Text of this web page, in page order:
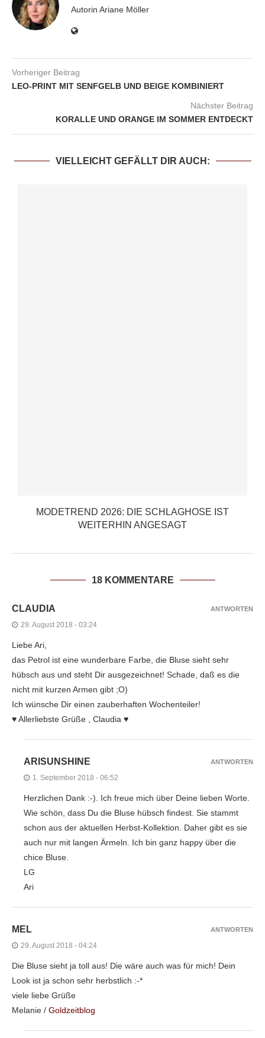
Autorin Ariane Möller
Vorheriger Beitrag
LEO-PRINT MIT SENFGELB UND BEIGE KOMBINIERT
Nächster Beitrag
KORALLE UND ORANGE IM SOMMER ENTDECKT
VIELLEICHT GEFÄLLT DIR AUCH:
MODETREND 2026: DIE SCHLAGHOSE IST
WEITERHIN ANGESAGT
18 KOMMENTARE
CLAUDIA
29. August 2018 - 03:24
Liebe Ari,
das Petrol ist eine wunderbare Farbe, die Bluse sieht sehr
hübsch aus und steht Dir ausgezeichnet! Schade, daß es die
nicht mit kurzen Armen gibt ;O)
Ich wünsche Dir einen zauberhaften Wochenteiler!
♥ Allerliebste Grüße , Claudia ♥
ANTWORTEN
ARISUNSHINE
1. September 2018 - 06:52
Herzlichen Dank :-). Ich freue mich über Deine lieben Worte.
Wie schön, dass Du die Bluse hübsch findest. Sie stammt
schon aus der aktuellen Herbst-Kollektion. Daher gibt es sie
auch nur mit langen Ärmeln. Ich bin ganz happy über die
chice Bluse.
LG
Ari
ANTWORTEN
MEL
29. August 2018 - 04:24
Die Bluse sieht ja toll aus! Die wäre auch was für mich! Dein
Look ist ja schon sehr herbstlich :-*
viele liebe Grüße
Melanie / Goldzeitblog
ANTWORTEN